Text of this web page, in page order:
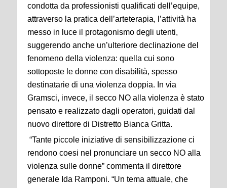
condotta da professionisti qualificati dell’equipe,
attraverso la pratica dell’arteterapia, l’attività ha
messo in luce il protagonismo degli utenti,
suggerendo anche un’ulteriore declinazione del
fenomeno della violenza: quella cui sono
sottoposte le donne con disabilità, spesso
destinatarie di una violenza doppia. In via
Gramsci, invece, il secco NO alla violenza è stato
pensato e realizzato dagli operatori, guidati dal
nuovo direttore di Distretto Bianca Gritta.
“Tante piccole iniziative di sensibilizzazione ci
rendono coesi nel pronunciare un secco NO alla
violenza sulle donne” commenta il direttore
generale Ida Ramponi. “Un tema attuale, che